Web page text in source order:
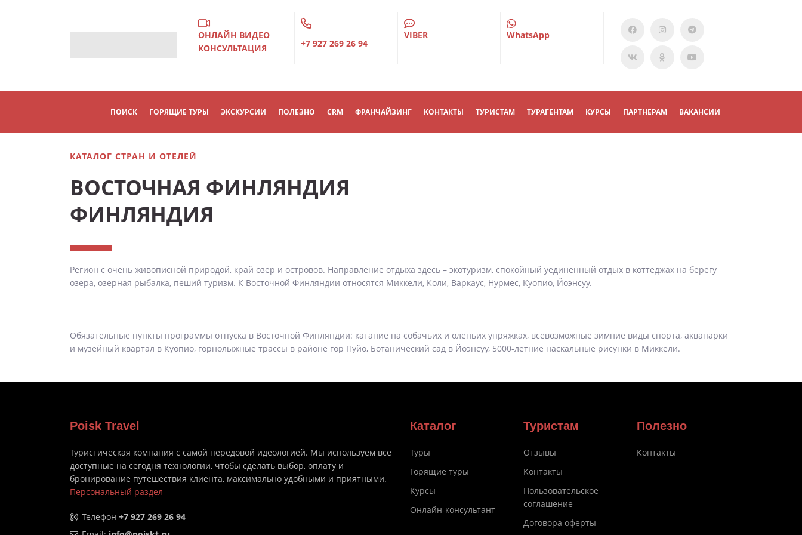
ОНЛАЙН ВИДЕО
КОНСУЛЬТАЦИЯ
+7 927 269 26 94
VIBER WhatsApp
ПОИСК ГОРЯЩИЕ ТУРЫ ЭКСКУРСИИ ПОЛЕЗНО CRM ФРАНЧАЙЗИНГ КОНТАКТЫ ТУРИСТАМ ТУРАГЕНТАМ КУРСЫ ПАРТНЕРАМ ВАКАНСИИ
КАТАЛОГ СТРАН И ОТЕЛЕЙ
ВОСТОЧНАЯ ФИНЛЯНДИЯ
ФИНЛЯНДИЯ
Регион с очень живописной природой, край озер и островов. Направление отдыха здесь – экотуризм, спокойный уединенный отдых в коттеджах на берегу
озера, озерная рыбалка, пеший туризм. К Восточной Финляндии относятся Миккели, Коли, Варкаус, Нурмес, Куопио, Йоэнсуу.
Обязательные пункты программы отпуска в Восточной Финляндии: катание на собачьих и оленьих упряжках, всевозможные зимние виды спорта, аквапарки
и музейный квартал в Куопио, горнолыжные трассы в районе гор Пуйо, Ботанический сад в Йоэнсуу, 5000-летние наскальные рисунки в Миккели.
Poisk Travel
Туристическая компания с самой передовой идеологией. Мы используем все
доступные на сегодня технологии, чтобы сделать выбор, оплату и
бронирование путешествия клиента, максимально удобными и приятными.
Персональный раздел
Телефон +7 927 269 26 94
Каталог
Туры
Горящие туры
Курсы
Онлайн-консультант
Туристам
Отзывы
Контакты
Пользовательское
соглашение
Договора оферты
Полезно
Контакты